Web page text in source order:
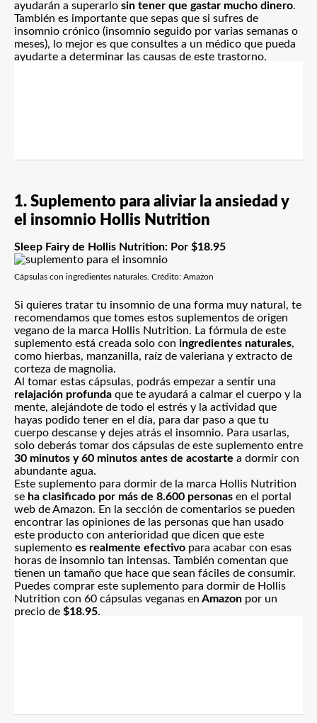
ayudarán a superarlo sin tener que gastar mucho dinero.
También es importante que sepas que si sufres de
insomnio crónico (insomnio seguido por varias semanas o
meses), lo mejor es que consultes a un médico que pueda
ayudarte a determinar las causas de este trastorno.
1. Suplemento para aliviar la ansiedad y
el insomnio Hollis Nutrition
Sleep Fairy de Hollis Nutrition: Por $18.95
Cápsulas con ingredientes naturales. Crédito: Amazon
Si quieres tratar tu insomnio de una forma muy natural, te
recomendamos que tomes estos suplementos de origen
vegano de la marca Hollis Nutrition. La fórmula de este
suplemento está creada solo con ingredientes naturales,
como hierbas, manzanilla, raíz de valeriana y extracto de
corteza de magnolia.
Al tomar estas cápsulas, podrás empezar a sentir una
relajación profunda que te ayudará a calmar el cuerpo y la
mente, alejándote de todo el estrés y la actividad que
hayas podido tener en el día, para dar paso a que tu
cuerpo descanse y dejes atrás el insomnio. Para usarlas,
solo deberás tomar dos cápsulas de este suplemento entre
30 minutos y 60 minutos antes de acostarte a dormir con
abundante agua.
Este suplemento para dormir de la marca Hollis Nutrition
se ha clasificado por más de 8.600 personas en el portal
web de Amazon. En la sección de comentarios se pueden
encontrar las opiniones de las personas que han usado
este producto con anterioridad que dicen que este
suplemento es realmente efectivo para acabar con esas
horas de insomnio tan intensas. También comentan que
tienen un tamaño que hace que sean fáciles de consumir.
Puedes comprar este suplemento para dormir de Hollis
Nutrition con 60 cápsulas veganas en Amazon por un
precio de $18.95.